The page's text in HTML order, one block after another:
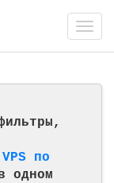
по
одном